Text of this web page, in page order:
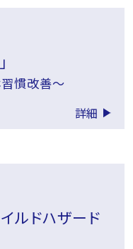
慣改善～
詳細
ルドハザード